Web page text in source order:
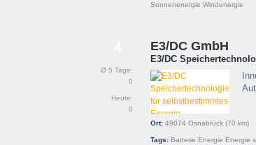
Sonnenenergie Windenergie
Ø 5 Tage:
0
Heute:
0
E3/DC GmbH
E3/DC
Ort: 49074 Osnabrück (70 km)
Tags: Batterie Energie Energie